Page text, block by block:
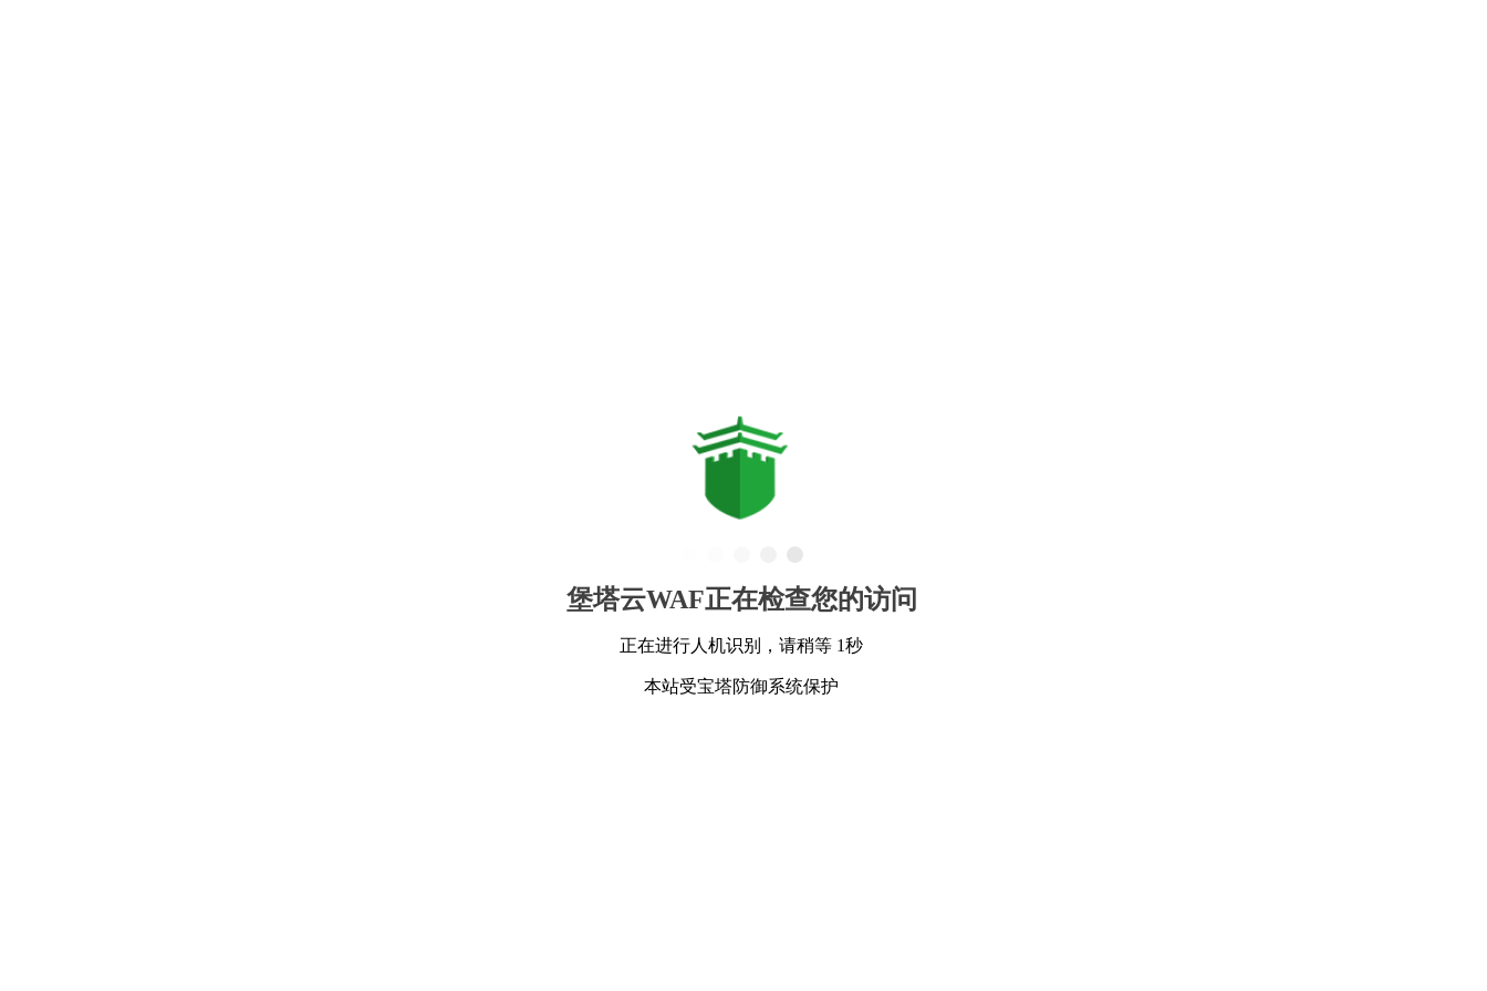
堡塔云WAF正在检查您的访问
正在进行人机识别，请稍等 1秒
本站受宝塔防御系统保护